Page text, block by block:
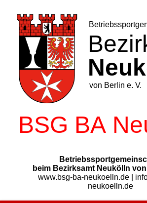
content
beim Bezirksamt Neukölln
www.bsg-ba-neukoelln.de |
neukoelln.de